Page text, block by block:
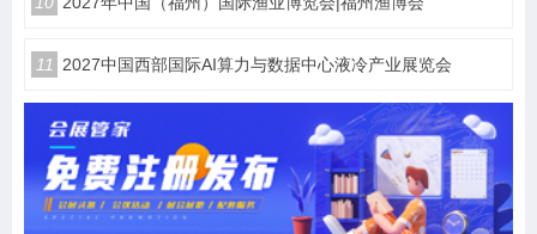
11 2027中国西部国际AI算力与数据中心液冷产业展览会